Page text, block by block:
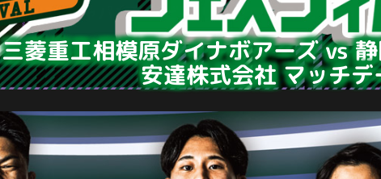
NTTジャパンラグビー リーグワン Div.1 第14節
三菱重工相模原ダイナボアーズvs
安達株式会社 マッチデ